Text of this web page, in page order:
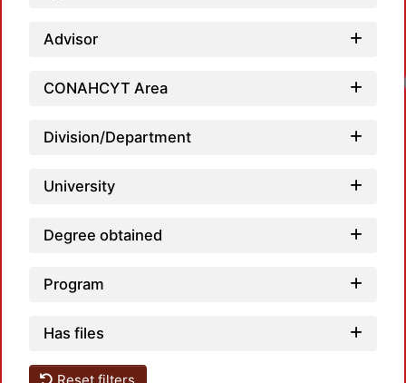
Advisor
CONAHCYT Area
Division/Department
University
Degree obtained
Program
Has files